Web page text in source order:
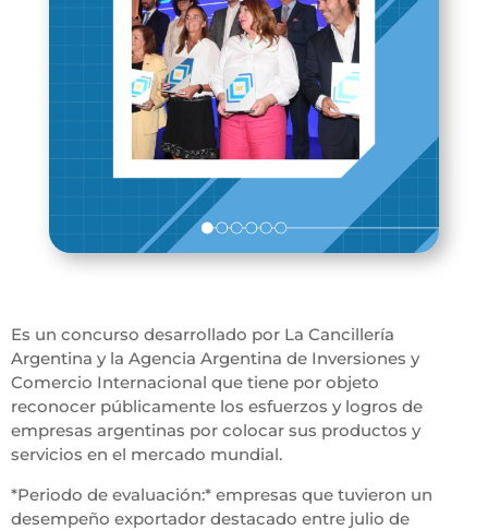
Es un concurso desarrollado por La Cancillería
Argentina y la Agencia Argentina de Inversiones y
Comercio Internacional que tiene por objeto
reconocer públicamente los esfuerzos y logros de
empresas argentinas por colocar sus productos y
servicios en el mercado mundial.
*Periodo de evaluación:* empresas que tuvieron un
desempeño exportador destacado entre julio de